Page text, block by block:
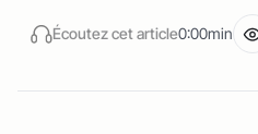
Écoutez cet article0:00min